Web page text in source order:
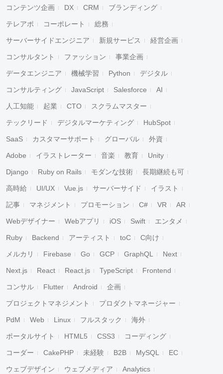
コンテンツ企画 DX CRM ブランディング
テレアポ コーポレート 総務
サーバーサイドエンジニア 新規サービス 経営企画
コンサルタント ファッション 事業企画
データエンジニア 機械学習 Python デジタル
コンサルティング JavaScript Salesforce AI
人工知能 起業 CTO スクラムマスター
テックリード デジタルマーケティング HubSpot
SaaS カスタマーサポート グローバル 外資
Adobe イラストレーター 音楽 教育 Unity
Django Ruby on Rails モダンな技術 長期継続も可
高時給 UI/UX Vue.js サーバーサイド イラスト
記事 マネジメント プロモーション C# VR AR
Webデザイナー Webアプリ iOS Swift エンタメ
Ruby Backend アーティスト toC C向け
メルカリ Firebase Go GCP GraphQL Next
Next.js React React.js TypeScript Frontend
コンサル Flutter Android 企画
プロジェクトマネジメント プロダクトマネージャー
PdM Web Linux フルスタック 海外
ポータルサイト HTML5 CSS3 コーディング
コーダー CakePHP 未経験 B2B MySQL EC
ウェブデザイン ウェブメディア Analytics